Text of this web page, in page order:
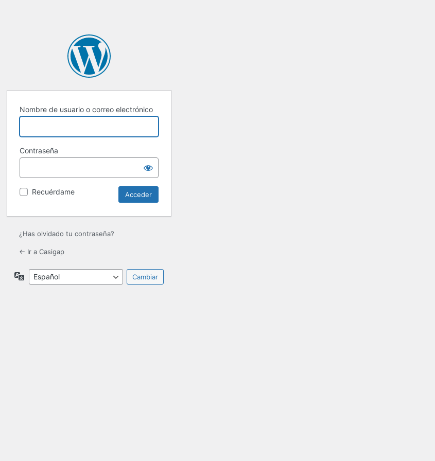
Nombre de usuario o correo electrónico
Contraseña
Recuérdame
¿Has olvidado tu contraseña?
← Ir a Casigap
Idioma